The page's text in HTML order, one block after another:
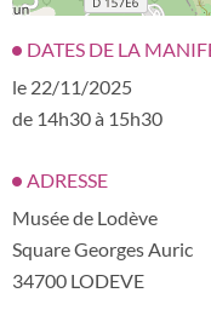
DATES DE LA
le 22/11/2025
de 14h30 à 15h30
ADRESSE
Musée de Lodève
Square Georges Auric
34700 LODEVE